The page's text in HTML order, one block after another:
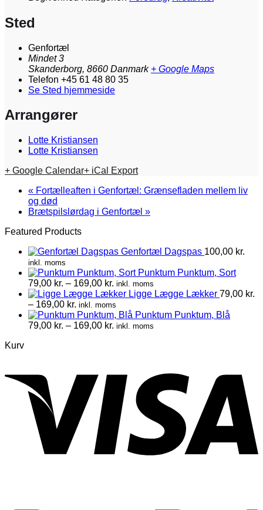
Sted
Genfortæl
Mindet 3
Skanderborg, 8660 Danmark + Google Maps
Telefon +45 61 48 80 35
Se Sted hjemmeside
Arrangører
Lotte Kristiansen
Lotte Kristiansen
+ Google Calendar+ iCal Export
« Fortælleaften i Genfortæl: Grænsefladen mellem liv
og død
Brætspilslørdag i Genfortæl »
Featured Products
Genfortæl Dagspas 100,00 kr.
inkl. moms
Punktum Punktum, Sort
79,00 kr. – 169,00 kr. Prisinterval:
79,00 kr.
til
169,00 kr.
inkl. moms
Ligge Lægge Lækker 79,00 kr.
– 169,00 kr. Prisinterval:
79,00 kr.
til
inkl. moms
Punktum Punktum, Blå
79,00 kr. – 169,00 kr. Prisinterval:
inkl. moms
Kurv